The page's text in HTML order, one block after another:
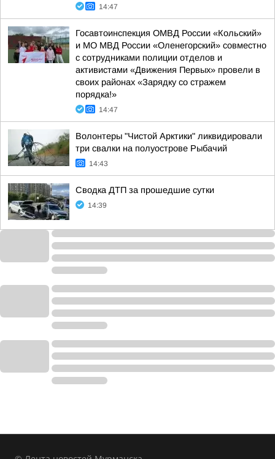
14:47
Госавтоинспекция ОМВД России «Кольский»
и МО МВД России «Оленегорский» совместно
с сотрудниками полиции отделов и
активистами «Движения Первых» провели в
своих районах «Зарядку со стражем
порядка!»
14:47
Волонтеры "Чистой Арктики" ликвидировали
три свалки на полуострове Рыбачий
14:43
Сводка ДТП за прошедшие сутки
14:39